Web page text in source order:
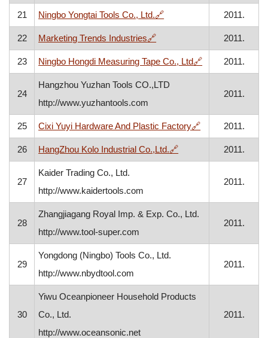
21 Ningbo Yongtai Tools Co., Ltd.🔗, otvara se u novom
2011.
22 Marketing Trends Industries🔗, otvara se u novom prozoru
2011.
23 Ningbo Hongdi Measuring Tape Co., Ltd🔗, otvara se u
2011.
24
Hangzhou Yuzhan Tools CO.,LTD
http://www.yuzhantools.com
2011.
25 Cixi Yuyi Hardware And Plastic Factory🔗, otvara se u
2011.
26 HangZhou Kolo Industrial Co.,Ltd.🔗, otvara se u novom
2011.
27
Kaider Trading Co., Ltd.
http://www.kaidertools.com
2011.
28
Zhangjiagang Royal Imp. & Exp. Co., Ltd.
http://www.tool-super.com
2011.
29
Yongdong (Ningbo) Tools Co., Ltd.
http://www.nbydtool.com
2011.
30
Yiwu Oceanpioneer Household Products
Co., Ltd.
http://www.oceansonic.net
2011.